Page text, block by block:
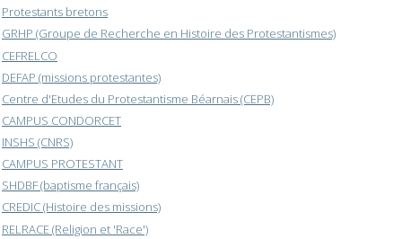
Protestants bretons
GRHP (Groupe de Recherche en Histoire des Protestantismes)
CEFRELCO
DEFAP (missions protestantes)
Centre d'Etudes du Protestantisme Béarnais (CEPB)
CAMPUS CONDORCET
INSHS (CNRS)
CAMPUS PROTESTANT
SHDBF (baptisme français)
CREDIC (Histoire des missions)
RELRACE (Religion et 'Race')